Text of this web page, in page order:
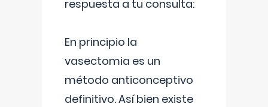
respuesta a tu consulta:
En principio la
vasectomia es un
método anticonceptivo
definitivo. Así bien existe